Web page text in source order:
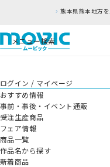
熊本県熊本地方
メニュー検索
ログイン / マイページ
おすすめ情報
事前・事後・イベント通販
受注生産商品
フェア情報
商品一覧
作品名から探す
新着商品